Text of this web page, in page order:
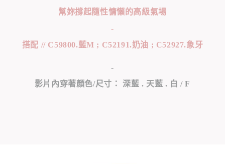
幫妳撐起隨性慵懶的高級氣場
-
搭配 // C59800.藍M ; C52191.奶油 ; C52927.象牙
-
影片內穿著顏色/尺寸： 深藍 . 天藍 . 白 / F